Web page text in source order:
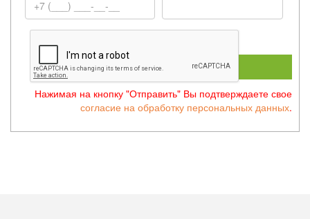
ОТПРАВИТЬ
Нажимая на кнопку "Отправить" Вы подтверждаете свое
согласие на обработку персональных данных.